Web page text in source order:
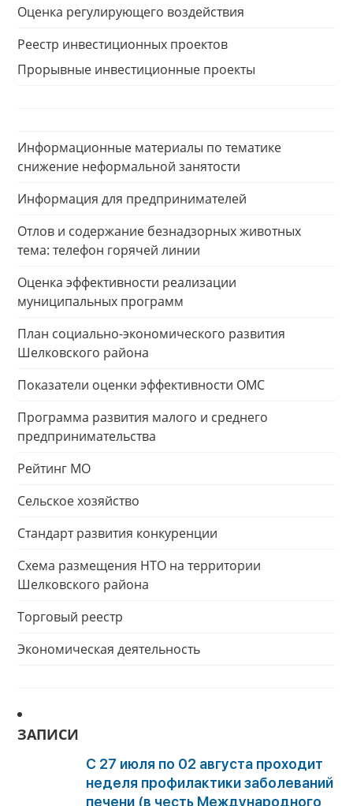
Оценка регулирующего воздействия
Реестр инвестиционных проектов
Прорывные инвестиционные проекты
Информационные материалы по тематике
снижение неформальной занятости
Информация для предпринимателей
Отлов и содержание безнадзорных животных
тема: телефон горячей линии
Оценка эффективности реализации
муниципальных программ
План социально-экономического развития
Шелковского района
Показатели оценки эффективности ОМС
Программа развития малого и среднего
предпринимательства
Рейтинг МО
Сельское хозяйство
Стандарт развития конкуренции
Схема размещения НТО на территории
Шелковского района
Торговый реестр
Экономическая деятельность
ЗАПИСИ
С 27 июля по 02 августа проходит
неделя профилактики заболеваний
печени (в честь Международного